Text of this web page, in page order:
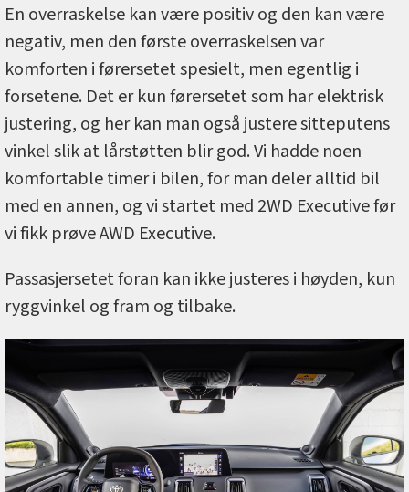
En overraskelse kan være positiv og den kan være
negativ, men den første overraskelsen var
komforten i førersetet spesielt, men egentlig i
forsetene. Det er kun førersetet som har elektrisk
justering, og her kan man også justere sitteputens
vinkel slik at lårstøtten blir god. Vi hadde noen
komfortable timer i bilen, for man deler alltid bil
med en annen, og vi startet med 2WD Executive før
vi fikk prøve AWD Executive.
Passasjersetet foran kan ikke justeres i høyden, kun
ryggvinkel og fram og tilbake.